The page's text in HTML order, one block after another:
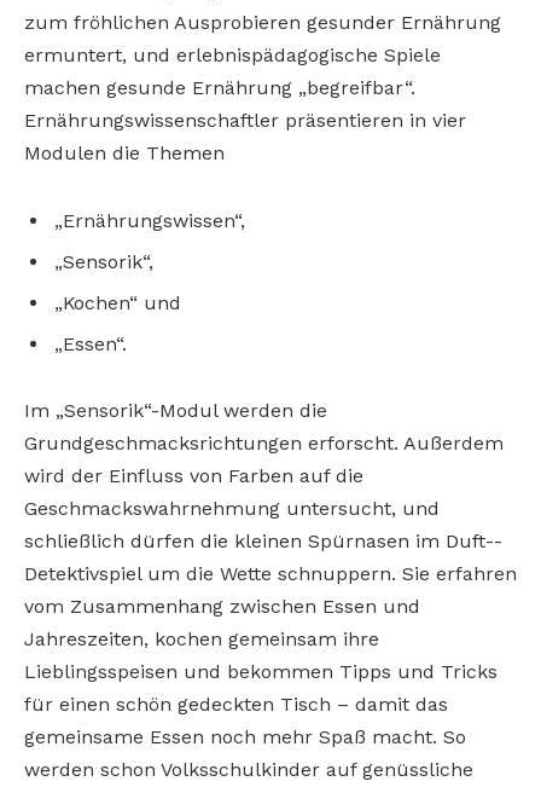
zum fröhlichen Ausprobieren gesunder Ernährung
ermuntert, und erlebnispädagogische Spiele
machen gesunde Ernährung „be­greif­bar“.
Ernährungswissenschaftler präsentieren in vier
Modulen die Themen
„Ernährungswissen“,
„Sensorik“,
„Kochen“ und
„Essen“.
Im „Sensorik“­-Modul werden die
Grundgeschmacksrichtungen erforscht. Außerdem
wird der Einfluss von Farben auf die
Geschmackswahrnehmung untersucht, und
schließlich dürfen die kleinen Spürnasen im Duft-­
Detektivspiel um die Wette schnuppern. Sie erfahren
vom Zusammenhang zwischen Essen und
Jahreszeiten, kochen gemeinsam ihre
Lieblingsspeisen und bekommen Tipps und Tricks
für einen schön gedeckten Tisch – damit das
gemeinsame Essen noch mehr Spaß macht. So
werden schon Volksschulkinder auf genüssliche